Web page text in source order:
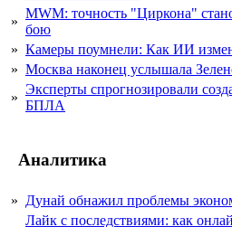
»
MWM: точность "Циркона"
бою
» Камеры поумнели: Как ИИ
» Москва наконец услышала
»
Эксперты спрогнозировали
БПЛА
Аналитика
» Дунай обнажил проблемы
Лайк с последствиями: как